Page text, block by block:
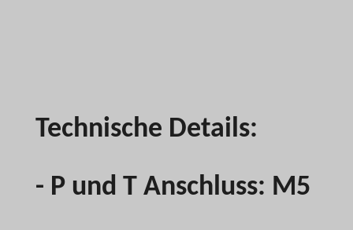
Technische Details:
- P und T Anschluss: M5